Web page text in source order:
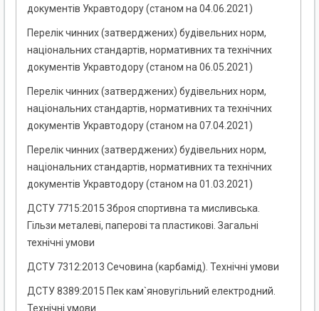
документів Укравтодору (станом на 04.06.2021)
Перелік чинних (затверджених) будівельних норм,
національних стандартів, нормативних та технічних
документів Укравтодору (станом на 06.05.2021)
Перелік чинних (затверджених) будівельних норм,
національних стандартів, нормативних та технічних
документів Укравтодору (станом на 07.04.2021)
Перелік чинних (затверджених) будівельних норм,
національних стандартів, нормативних та технічних
документів Укравтодору (станом на 01.03.2021)
ДСТУ 7715:2015 Зброя спортивна та мисливська.
Гільзи металеві, паперові та пластикові. Загальні
технічні умови
ДСТУ 7312:2013 Сечовина (карбамід). Технічні умови
ДСТУ 8389:2015 Пек кам`яновугільний електродний.
Технічні умови